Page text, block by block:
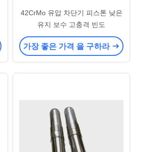
42CrMo 유압 차단기 피스톤 낮은
유지 보수 고충격 빈도
가장 좋은 가격 을 구하라